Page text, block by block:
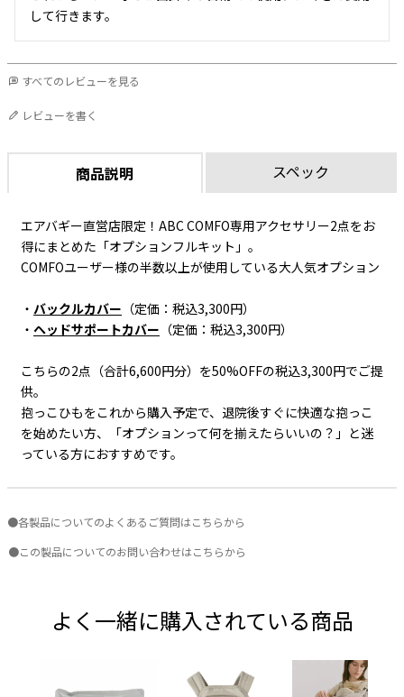
して行きます。
すべてのレビューを見る
レビューを書く
商品説明
エアバギー直営店限定！ABC COMFO専用アクセサリー2点をお
得にまとめた「オプションフルキット」。
COMFOユーザー様の半数以上が使用している大人気オプション
・ バックルカバー （定価：税込3,300円）
・ ヘッドサポートカバー （定価：税込3,300円）
こちらの2点（合計6,600円分）を50%OFFの税込3,300円でご提
供。
抱っこひもをこれから購入予定で、退院後すぐに快適な抱っこ
を始めたい方、「オプションって何を揃えたらいいの？」と迷
っている方におすすめです。
スペック
●各製品についてのよくあるご質問はこちらから
●この製品についてのお問い合わせはこちらから
よく一緒に購入されている商品